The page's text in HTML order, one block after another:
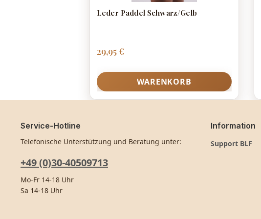
Leder Paddel Schwarz/Gelb
Regulärer Preis:
29,95 €
WARENKORB
Service-Hotline
Telefonische Unterstützung und Beratung unter:
+49 (0)30-40509713
Mo-Fr 14-18 Uhr
Sa 14-18 Uhr
Information
Support BLF